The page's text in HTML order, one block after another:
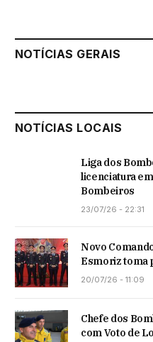
NOTÍCIAS GERAIS
NOTÍCIAS LOCAIS
Liga dos
licenciatura
Bombeiros
23/07/26 - 22:31
Novo
Esmoriz toma
20/07/26 - 11:09
Chefe dos
com Voto de